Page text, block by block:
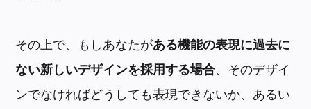
その上で、もしあなたがある機能の表現に過去に
ない新しいデザインを採用する場合、そのデザイ
ンでなければどうしても表現できないか、あるい